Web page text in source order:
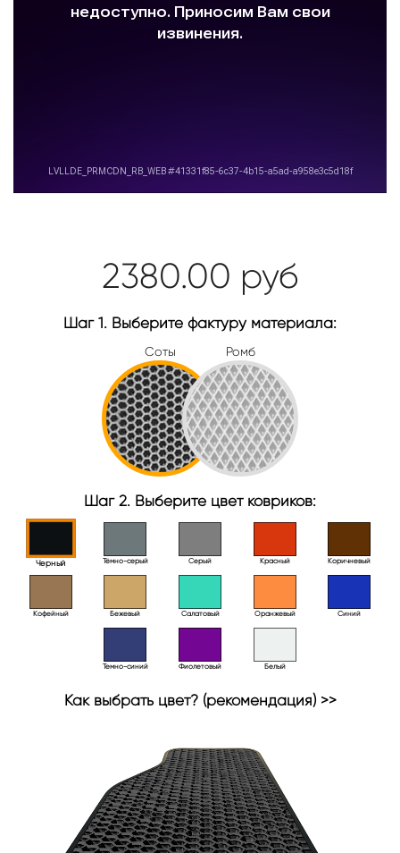
2380.00 руб
Шаг 1. Выберите фактуру материала:
Соты Ромб
Шаг 2. Выберите цвет ковриков:
Черный Тёмно-серый Серый Красный Коричневый
Кофейный Бежевый Салатовый Оранжевый Синий
Темно-синий Фиолетовый Белый
Как выбрать цвет? (рекомендация) >>